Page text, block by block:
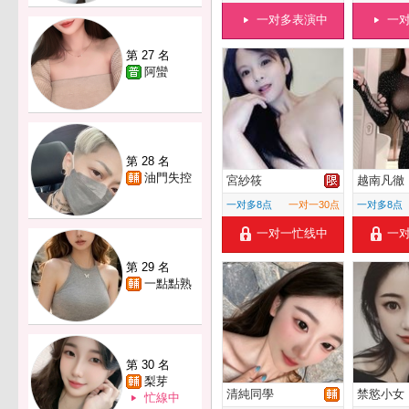
第 27 名
阿蠻
第 28 名
油門失控
第 29 名
一點點熟
第 30 名
梨芽
忙線中
一对多表演中 一
宮紗筱
一对多8点 一对一30点
一对一忙线中
越南凡徹
一对多8点
一
清純同學 禁慾小女